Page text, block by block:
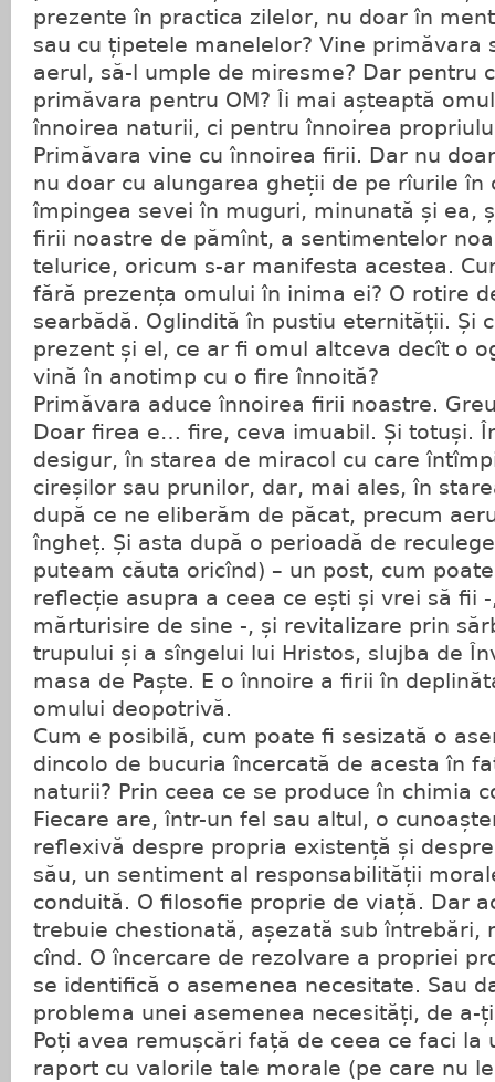
prezente în practica zilelor, nu doar în
sau cu țipetele manelelor? Vine primăvara
aerul, să-l umple de miresme? Dar pentru
primăvara pentru OM? Îi mai așteaptă
înnoirea naturii, ci pentru înnoirea
Primăvara vine cu înnoirea firii. Dar nu
nu doar cu alungarea gheții de pe rîurile în
împingea sevei în muguri, minunată și ea,
firii noastre de pămînt, a sentimentelor
telurice, oricum s-ar manifesta acestea.
fără prezența omului în inima ei? O rotire
searbădă. Oglindită în pustiu eternității. Și
prezent și el, ce ar fi omul altceva decît o
vină în anotimp cu o fire înnoită?
Primăvara aduce înnoirea firii noastre.
Doar firea e… fire, ceva imuabil. Și totuși.
desigur, în starea de miracol cu care
cireșilor sau prunilor, dar, mai ales, în
după ce ne eliberăm de păcat, precum
îngheț. Și asta după o perioadă de
puteam căuta oricînd) – un post, cum
reflecție asupra a ceea ce ești și vrei să fii
mărturisire de sine -, și revitalizare prin
trupului și a sîngelui lui Hristos, slujba de
masa de Paște. E o înnoire a firii în
omului deopotrivă.
Cum e posibilă, cum poate fi sesizată o
dincolo de bucuria încercată de acesta în
naturii? Prin ceea ce se produce în chimia
Fiecare are, într-un fel sau altul, o
reflexivă despre propria existență și
său, un sentiment al responsabilității
conduită. O filosofie proprie de viață. Dar
trebuie chestionată, așezată sub întrebări,
cînd. O încercare de rezolvare a propriei
se identifică o asemenea necesitate. Sau
problema unei asemenea necesități, de a-
Poți avea remușcări față de ceea ce faci la
raport cu valorile tale morale (pe care nu